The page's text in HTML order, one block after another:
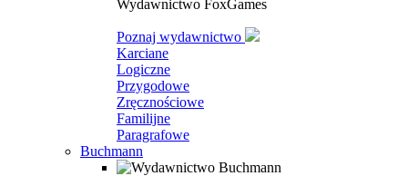
Wydawnictwo FoxGames
Poznaj wydawnictwo
Karciane
Logiczne
Przygodowe
Zręcznościowe
Familijne
Paragrafowe
Buchmann